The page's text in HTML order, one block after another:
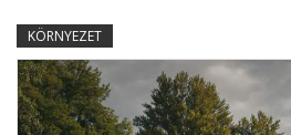
KÖRNYEZET